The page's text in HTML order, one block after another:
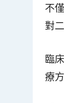
不
對
臨
療